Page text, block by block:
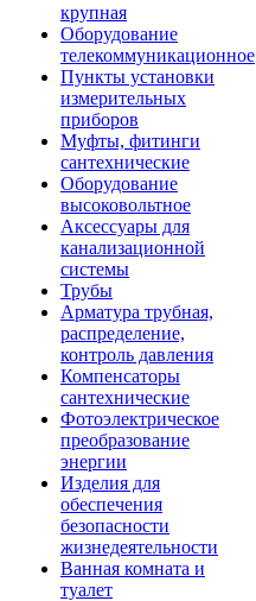
крупная
Оборудование
телекоммуникационное
Пункты установки
измерительных
приборов
Муфты, фитинги
сантехнические
Оборудование
высоковольтное
Аксессуары для
канализационной
системы
Трубы
Арматура трубная,
распределение,
контроль давления
Компенсаторы
сантехнические
Фотоэлектрическое
преобразование
энергии
Изделия для
обеспечения
безопасности
жизнедеятельности
Ванная комната и
туалет